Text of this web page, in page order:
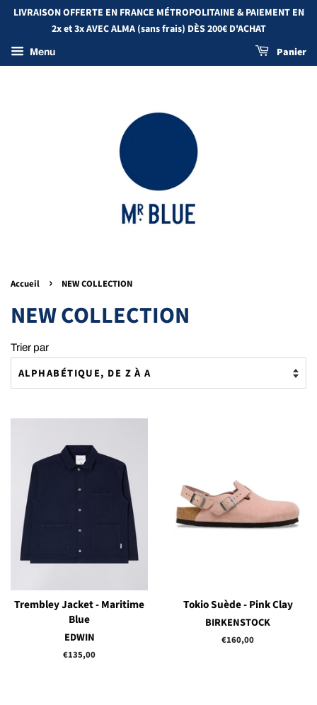
LIVRAISON OFFERTE EN FRANCE MÉTROPOLITAINE & PAIEMENT EN
2x et 3x AVEC ALMA (sans frais) DÈS 200€ D'ACHAT
Menu Panier
Accueil › NEW COLLECTION
NEW COLLECTION
Trier par
Trembley Jacket - Maritime
Blue
EDWIN
Prix
€135,00
Tokio Suède - Pink Clay
BIRKENSTOCK
Prix
€160,00